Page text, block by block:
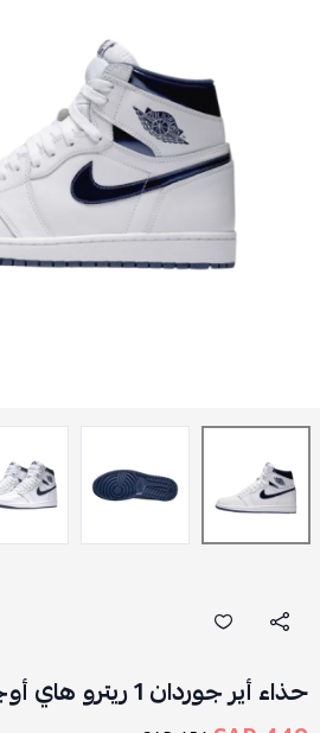
حذاء أير جوردان 1 ريترو هاي أوجي ميتاليك نافي